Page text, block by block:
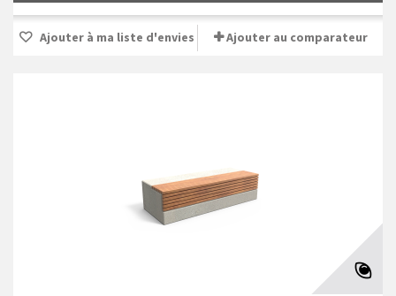
Ajouter à ma liste d'envies Ajouter au comparateur